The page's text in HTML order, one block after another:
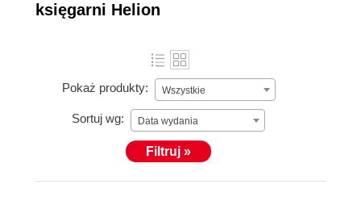
księgarni Helion
Pokaż produkty: Wszystkie
Sortuj wg: Data wydania
Filtruj »